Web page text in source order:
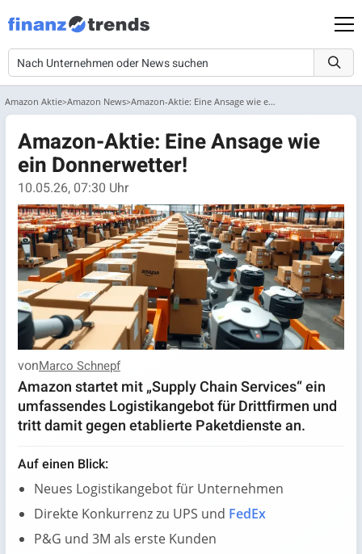
Amazon Aktie Amazon News Amazon-Aktie: Eine Ansage wie ein Donnerwetter!
Amazon-Aktie: Eine Ansage wie
ein Donnerwetter!
10.05.26, 07:30 Uhr
vonMarco Schnepf
Amazon startet mit „Supply Chain Services“ ein
umfassendes Logistikangebot für Drittfirmen und
tritt damit gegen etablierte Paketdienste an.
Auf einen Blick:
Neues Logistikangebot für Unternehmen
Direkte Konkurrenz zu UPS und FedEx
P&G und 3M als erste Kunden